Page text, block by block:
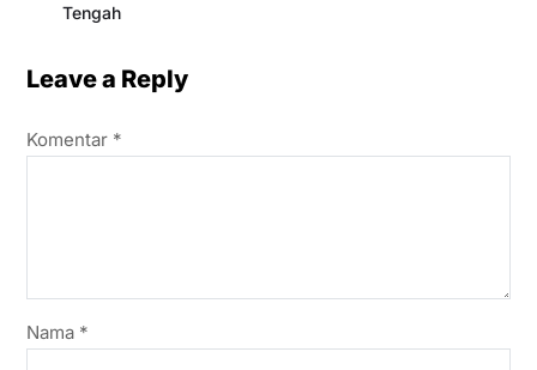
Tengah
Leave a Reply
Komentar *
Nama *